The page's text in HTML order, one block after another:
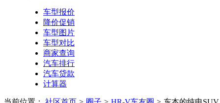
车型报价
降价促销
车型图片
车型对比
商家查询
汽车排行
汽车贷款
计算器